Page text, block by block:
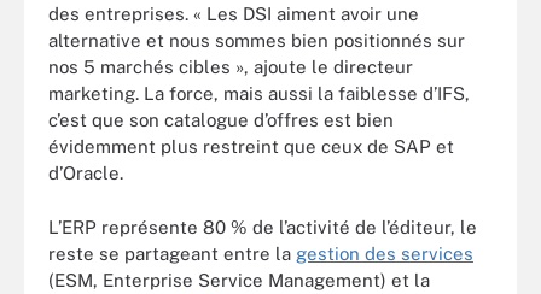
des entreprises. « Les DSI aiment avoir une
alternative et nous sommes bien positionnés sur
nos 5 marchés cibles », ajoute le directeur
marketing. La force, mais aussi la faiblesse d’IFS,
c’est que son catalogue d’offres est bien
évidemment plus restreint que ceux de SAP et
d’Oracle.
L’ERP représente 80 % de l’activité de l’éditeur, le
reste se partageant entre la gestion des services
(ESM, Enterprise Service Management) et la